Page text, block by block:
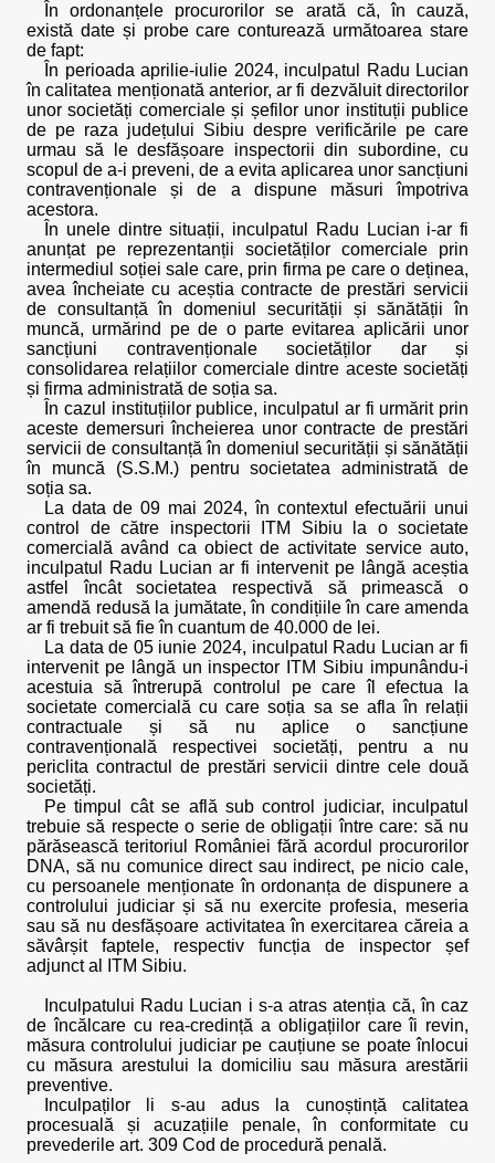
În ordonanțele procurorilor se arată că, în cauză,
există date și probe care conturează următoarea stare
de fapt:
În perioada aprilie-iulie 2024, inculpatul Radu Lucian
în calitatea menționată anterior, ar fi dezvăluit directorilor
unor societăți comerciale și șefilor unor instituții publice
de pe raza județului Sibiu despre verificările pe care
urmau să le desfășoare inspectorii din subordine, cu
scopul de a-i preveni, de a evita aplicarea unor sancțiuni
contravenționale și de a dispune măsuri împotriva
acestora.
În unele dintre situații, inculpatul Radu Lucian i-ar fi
anunțat pe reprezentanții societăților comerciale prin
intermediul soției sale care, prin firma pe care o deținea,
avea încheiate cu aceștia contracte de prestări servicii
de consultanță în domeniul securității și sănătății în
muncă, urmărind pe de o parte evitarea aplicării unor
sancțiuni contravenționale societăților dar și
consolidarea relațiilor comerciale dintre aceste societăți
și firma administrată de soția sa.
În cazul instituțiilor publice, inculpatul ar fi urmărit prin
aceste demersuri încheierea unor contracte de prestări
servicii de consultanță în domeniul securității și sănătății
în muncă (S.S.M.) pentru societatea administrată de
soția sa.
La data de 09 mai 2024, în contextul efectuării unui
control de către inspectorii ITM Sibiu la o societate
comercială având ca obiect de activitate service auto,
inculpatul Radu Lucian ar fi intervenit pe lângă aceștia
astfel încât societatea respectivă să primească o
amendă redusă la jumătate, în condițiile în care amenda
ar fi trebuit să fie în cuantum de 40.000 de lei.
La data de 05 iunie 2024, inculpatul Radu Lucian ar fi
intervenit pe lângă un inspector ITM Sibiu impunându-i
acestuia să întrerupă controlul pe care îl efectua la
societate comercială cu care soția sa se afla în relații
contractuale și să nu aplice o sancțiune
contravențională respectivei societăți, pentru a nu
periclita contractul de prestări servicii dintre cele două
societăți.
Pe timpul cât se află sub control judiciar, inculpatul
trebuie să respecte o serie de obligații între care: să nu
părăsească teritoriul României fără acordul procurorilor
DNA, să nu comunice direct sau indirect, pe nicio cale,
cu persoanele menționate în ordonanța de dispunere a
controlului judiciar și să nu exercite profesia, meseria
sau să nu desfășoare activitatea în exercitarea căreia a
săvârșit faptele, respectiv funcția de inspector șef
adjunct al ITM Sibiu.
Inculpatului Radu Lucian i s-a atras atenția că, în caz
de încălcare cu rea-credință a obligațiilor care îi revin,
măsura controlului judiciar pe cauțiune se poate înlocui
cu măsura arestului la domiciliu sau măsura arestării
preventive.
Inculpaților li s-au adus la cunoștință calitatea
procesuală și acuzațiile penale, în conformitate cu
prevederile art. 309 Cod de procedură penală.